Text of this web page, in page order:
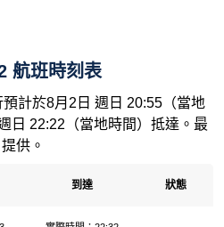
航班時刻表
計於8月2日 週日 20:55（當地
日 22:22（當地時間）抵達。最
供。
到達 狀態